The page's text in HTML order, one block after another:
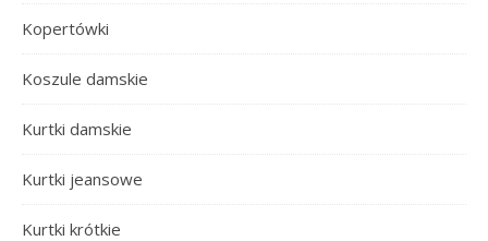
Kopertówki
Koszule damskie
Kurtki damskie
Kurtki jeansowe
Kurtki krótkie